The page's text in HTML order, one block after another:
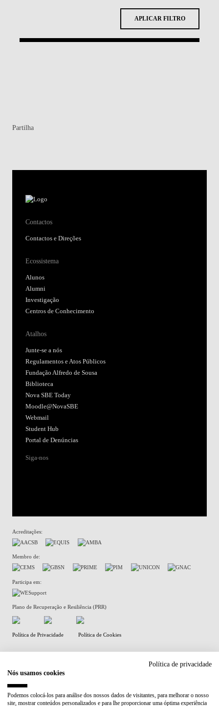
APLICAR FILTRO
Partilha
Contactos
Contactos e Direções
Ecossistema
Alunos
Alumni
Investigação
Centros de Conhecimento
Atalhos
Junte-se a nós
Regulamentos e Atos Públicos
Fundação Alfredo de Sousa
Biblioteca
Nova SBE Today
Moodle@NovaSBE
Webmail
Student Hub
Portal de Denúncias
Siga-nos
Acreditações:
Membro de:
Participa em:
Plano de Recuperação e Resiliência (PRR)
Política de Privacidade Política de Cookies
Política de privacidade
Nós usamos cookies
Podemos colocá-los para análise dos nossos dados de visitantes, para melhorar o nosso
site, mostrar conteúdos personalizados e para lhe proporcionar uma óptima experiência